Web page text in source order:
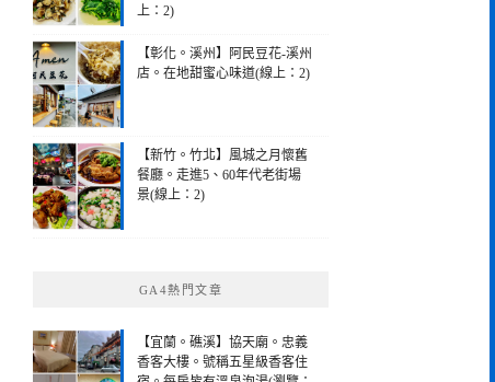
上：2)
【彰化。溪州】阿民豆花-溪州
店。在地甜蜜心味道(線上：2)
【新竹。竹北】風城之月懷舊
餐廳。走進5、60年代老街場
景(線上：2)
GA4熱門文章
【宜蘭。礁溪】協天廟。忠義
香客大樓。號稱五星級香客住